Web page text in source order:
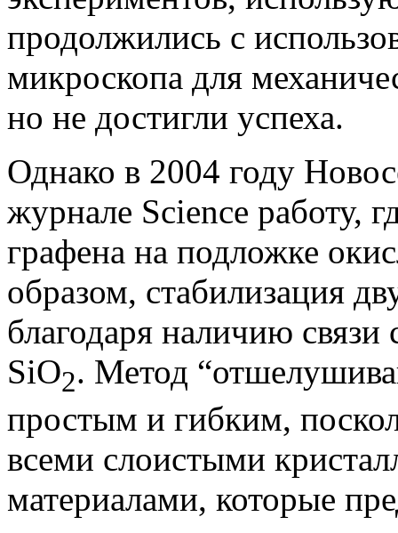
продолжились с
микроскопа для
но не достигли успеха.
Однако в 2004 году
журнале Science работу,
графена на подложке
образом, стабилизация
благодаря наличию
SiO2. Метод
простым и гибким,
всеми слоистыми
материалами, которые